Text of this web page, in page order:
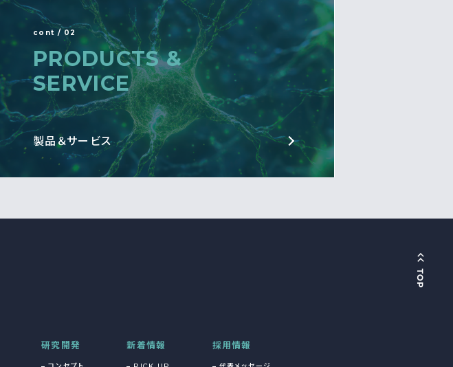
cont / 02
PRODUCTS &
SERVICE
製品＆サービス
研究開発 新着情報 採用情報